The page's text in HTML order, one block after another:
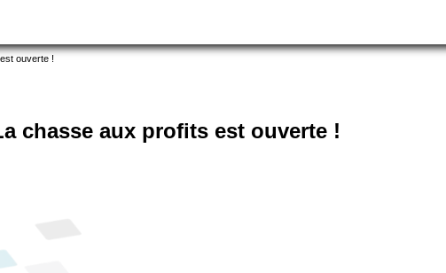
ouverte !
chasse aux profits est ouverte !